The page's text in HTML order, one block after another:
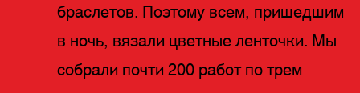
браслетов. Поэтому всем, пришедшим
в ночь, вязали цветные ленточки. Мы
собрали почти 200 работ по трем